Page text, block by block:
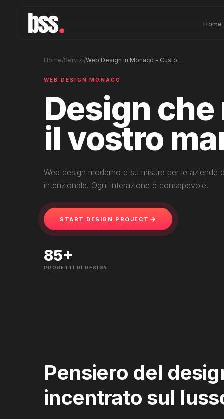
Home
Home/Servizi/ Web Design in Monaco - Custom, Modern, Effective
WEB DESIGN MONACO
Design
il vostro
Web design moderno e su misura per le aziende
intenzionale. Ogni interazione è consapevole.
START DESIGN PROJECT
85+
PROGETTI DI DESIGN
Pensiero del
incentrato sul